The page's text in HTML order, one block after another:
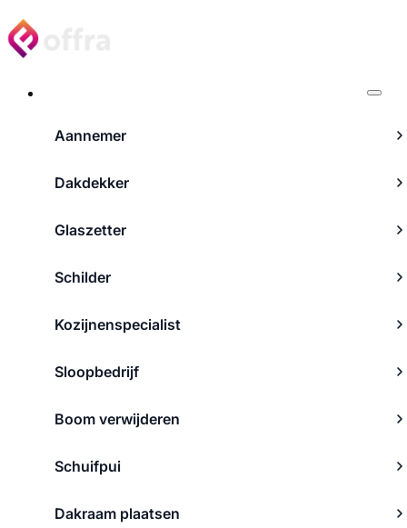
Aannemer
Dakdekker
Glaszetter
Schilder
Kozijnenspecialist
Sloopbedrijf
Boom verwijderen
Schuifpui
Dakraam plaatsen